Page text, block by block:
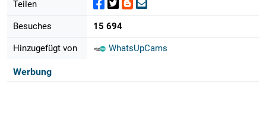
Teilen
Besuches 15 694
Hinzugefügt von WhatsUpCams
Werbung